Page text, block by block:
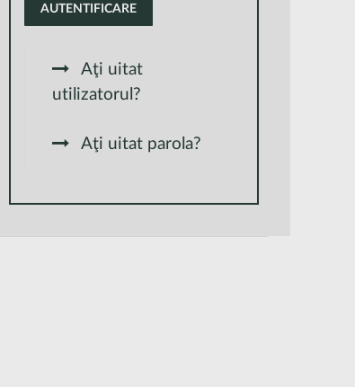
AUTENTIFICARE
Aţi uitat
utilizatorul?
Aţi uitat parola?